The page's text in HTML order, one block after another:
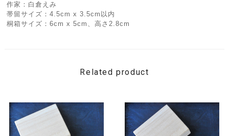
作家：白倉えみ
帯留サイズ：4.5cm x 3.5cm以内
桐箱サイズ：6cm x 5cm、高さ2.8cm
Related product